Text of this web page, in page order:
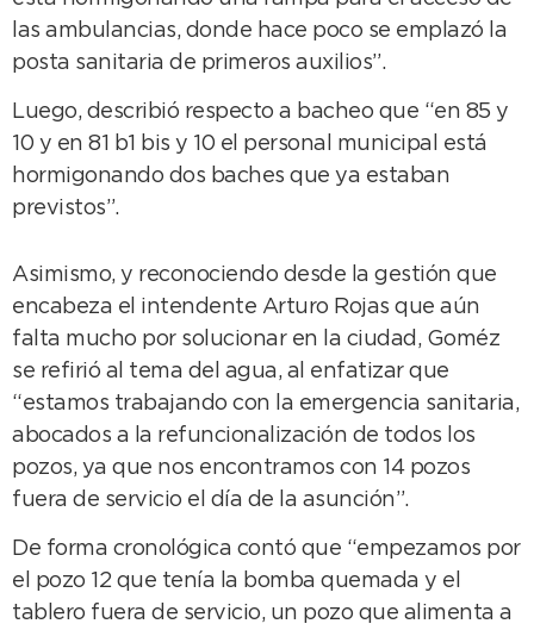
las ambulancias, donde hace poco se emplazó la
posta sanitaria de primeros auxilios”.
Luego, describió respecto a bacheo que “en 85 y
10 y en 81 b1 bis y 10 el personal municipal está
hormigonando dos baches que ya estaban
previstos”.
Asimismo, y reconociendo desde la gestión que
encabeza el intendente Arturo Rojas que aún
falta mucho por solucionar en la ciudad, Goméz
se refirió al tema del agua, al enfatizar que
“estamos trabajando con la emergencia sanitaria,
abocados a la refuncionalización de todos los
pozos, ya que nos encontramos con 14 pozos
fuera de servicio el día de la asunción”.
De forma cronológica contó que “empezamos por
el pozo 12 que tenía la bomba quemada y el
tablero fuera de servicio, un pozo que alimenta a